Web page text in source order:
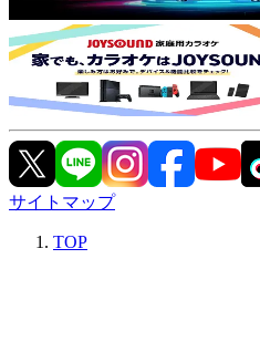
サイトマップ
TOP